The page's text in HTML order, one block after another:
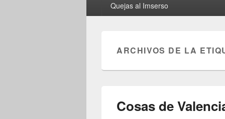
Quejas al Imserso
ARCHIVOS DE LA
Cosas de